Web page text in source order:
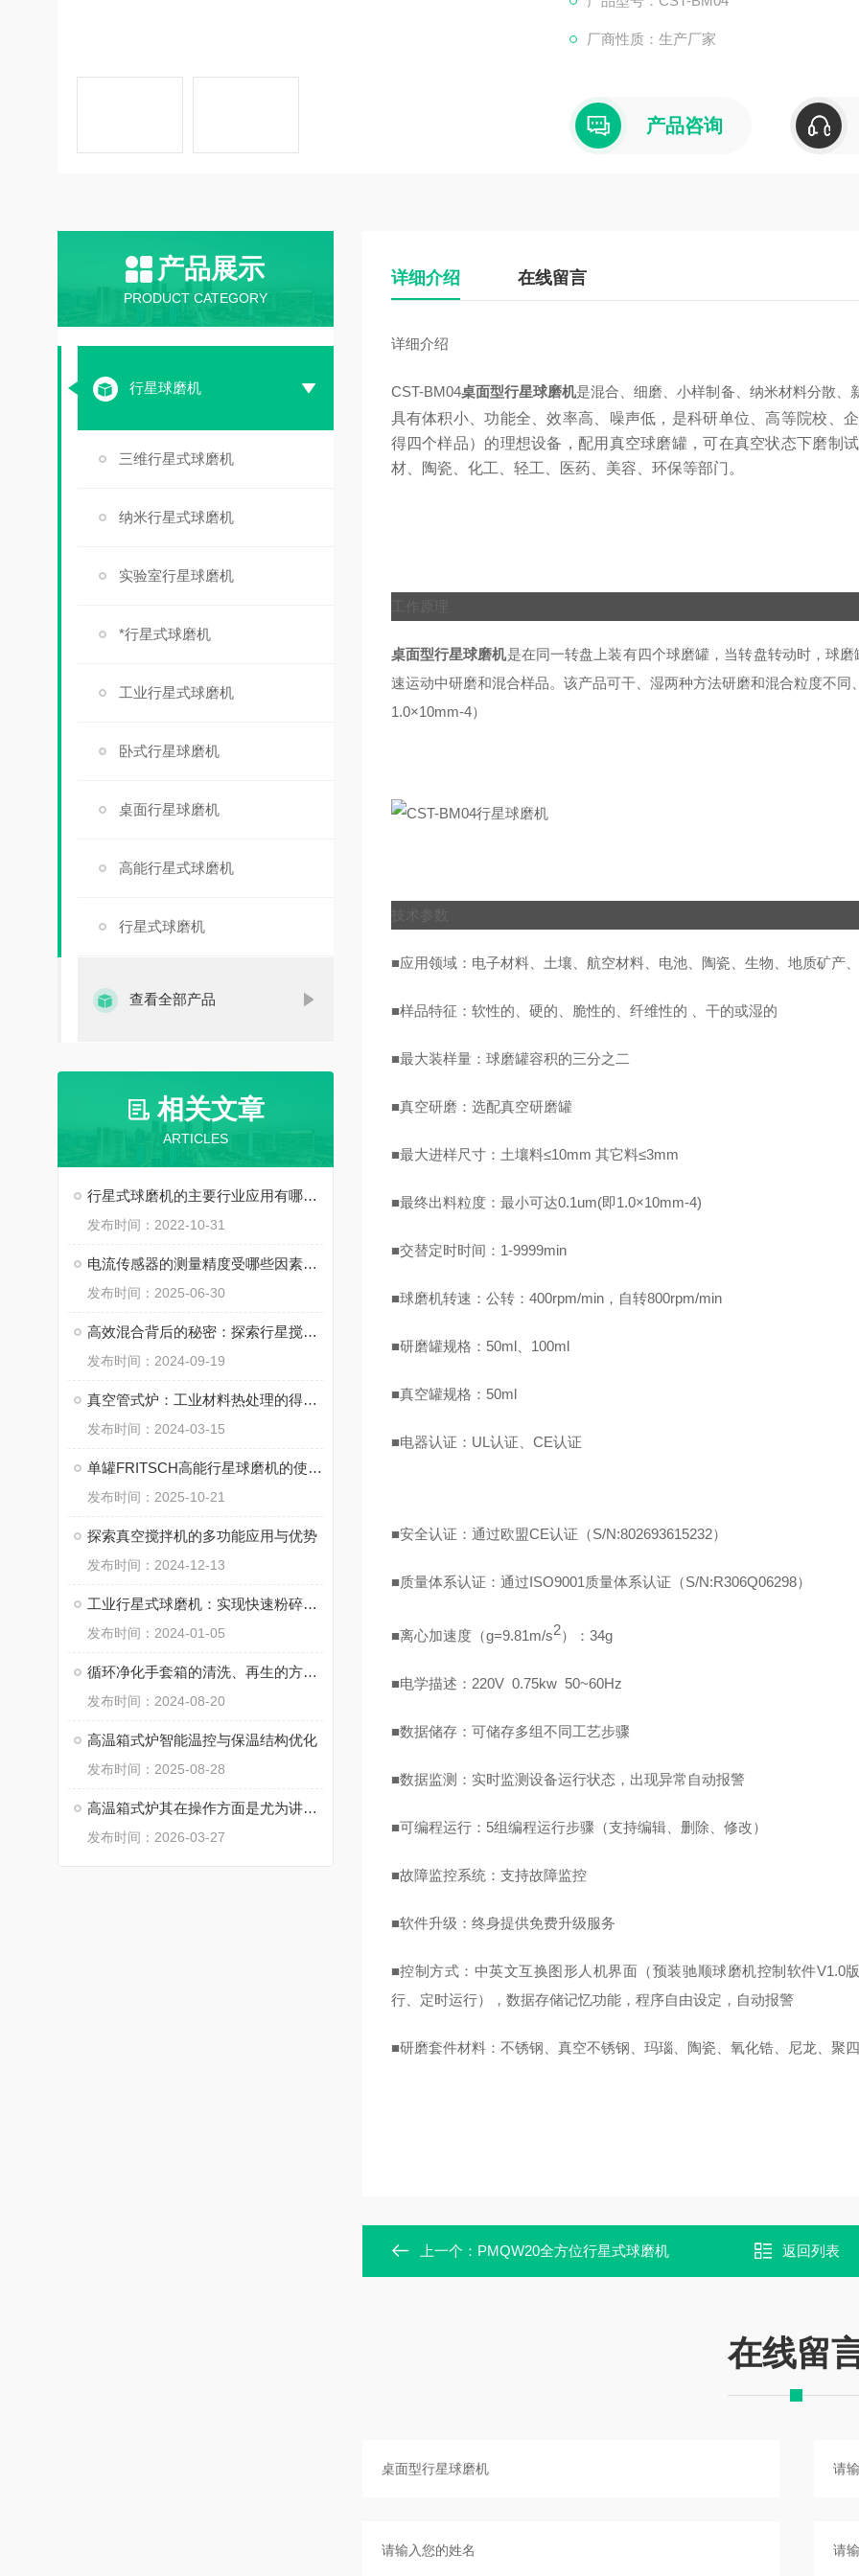
厂商性质：生产厂家
产品咨询
产品展示
PRODUCT CATEGORY
行星球磨机
三维行星式球磨机
纳米行星式球磨机
实验室行星球磨机
*行星式球磨机
工业行星式球磨机
卧式行星球磨机
桌面行星球磨机
高能行星式球磨机
行星式球磨机
查看全部产品
相关文章
ARTICLES
行星式球磨机的主要行业应用有哪些？
发布时间：2022-10-31
电流传感器的测量精度受哪些因素影响?
发布时间：2025-06-30
高效混合背后的秘密：探索行星搅拌脱泡机技术
发布时间：2024-09-19
真空管式炉：工业材料热处理的得力助手
发布时间：2024-03-15
单罐FRITSCH高能行星球磨机的使用流程
发布时间：2025-10-21
探索真空搅拌机的多功能应用与优势
发布时间：2024-12-13
工业行星式球磨机：实现快速粉碎和混合
发布时间：2024-01-05
循环净化手套箱的清洗、再生的方法及步骤
发布时间：2024-08-20
高温箱式炉智能温控与保温结构优化
发布时间：2025-08-28
高温箱式炉其在操作方面是尤为讲究的
发布时间：2026-03-27
详细介绍 在线留言
详细介绍
CST-BM04桌面型行星球磨机是混合、细磨、小样制备、纳米材料分散
具有体积小、功能全、效率高、噪声低，是科研单位、高等院校、
得四个样品）的理想设备，配用真空球磨罐，可在真空状态下磨制
材、陶瓷、化工、轻工、医药、美容、环保等部门。
桌面型行星球磨机是在同一转盘上装有四个球磨罐，当转盘转动时，球
速运动中研磨和混合样品。 该产品可干、湿两种方法研磨和混合粒度不
1.0×10mm-4）
■应用领域：电子材料、土壤、航空材料、电池、陶瓷、生物、地质矿产
■样品特征：软性的、硬的、脆性的、纤维性的 、干的或湿的
■最大装样量：球磨罐容积的三分之二
■真空研磨：选配真空研磨罐
■最大进样尺寸：土壤料≤10mm 其它料≤3mm
■最终出料粒度：最小可达0.1um(即1.0×10mm-4)
■交替定时时间： 1-9999min
■球磨机转速：公转： 400rpm/min，自转800rpm/min
■研磨罐规格： 50ml、 100ml
■真空罐规格： 50ml
■电器认证： UL 认证、 CE认证
■安全认证：通过欧盟CE认证 （S/N:802693615232）
■质量体系认证：通过ISO9001 质量体系认证 （S/N:R306Q06298）
■离心加速度（g=9.81m/s2）： 34g
■电学描述： 220V 0.75kw 50~60Hz
■数据储存：可储存多组不同工艺步骤
■数据监测：实时监测设备运行状态，出现异常自动报警
■可编程运行： 5组编程运行步骤（支持编辑、删除、修改）
■故障监控系统：支持故障监控
■软件升级：终身提供免费升级服务
■控制方式：中英文互换图形人机界面 （预装驰顺球磨机控制软件V1.0
行、定时运行），数据存储记忆功能，程序自由设定，自动报警
■研磨套件材料：不锈钢、真空不锈钢、玛瑙、陶瓷、氧化锆、尼龙、聚
上一个： PMQW20全方位行星式球磨机 返回列表
在线留